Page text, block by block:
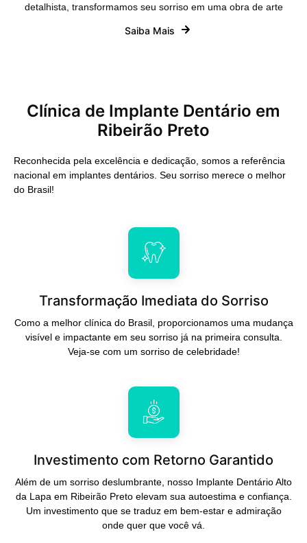
detalhista, transformamos seu sorriso em uma obra de arte
Saiba Mais
Clínica de Implante Dentário em
Ribeirão Preto
Reconhecida pela excelência e dedicação, somos a referência
nacional em implantes dentários. Seu sorriso merece o melhor
do Brasil!
Transformação Imediata do Sorriso
Como a melhor clínica do Brasil, proporcionamos uma mudança
visível e impactante em seu sorriso já na primeira consulta.
Veja-se com um sorriso de celebridade!
Investimento com Retorno Garantido
Além de um sorriso deslumbrante, nosso Implante Dentário Alto
da Lapa em Ribeirão Preto elevam sua autoestima e confiança.
Um investimento que se traduz em bem-estar e admiração
onde quer que você vá.